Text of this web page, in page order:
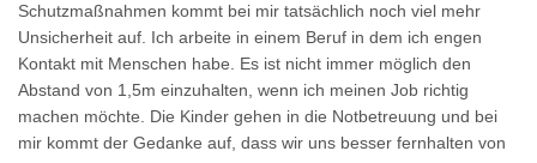
Schutzmaßnahmen kommt bei mir tatsächlich noch viel mehr
Unsicherheit auf. Ich arbeite in einem Beruf in dem ich engen
Kontakt mit Menschen habe. Es ist nicht immer möglich den
Abstand von 1,5m einzuhalten, wenn ich meinen Job richtig
machen möchte. Die Kinder gehen in die Notbetreuung und bei
mir kommt der Gedanke auf, dass wir uns besser fernhalten von